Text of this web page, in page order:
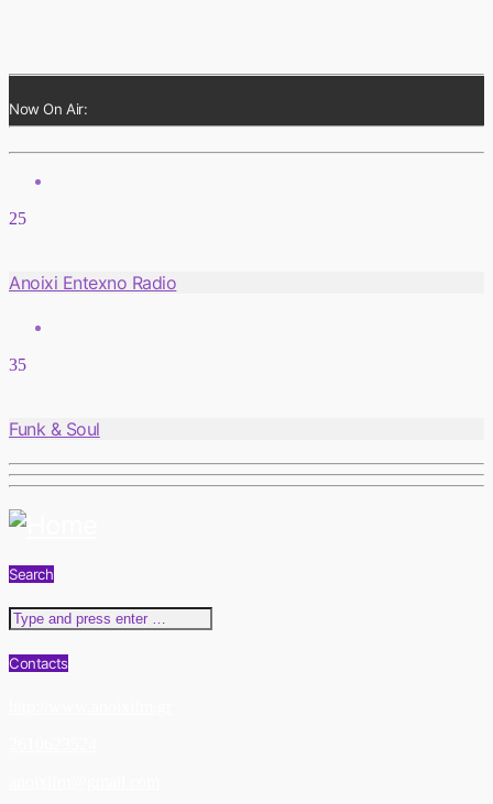
Now On Air:
25
Anoixi Entexno Radio
35
Funk & Soul
Search
Contacts